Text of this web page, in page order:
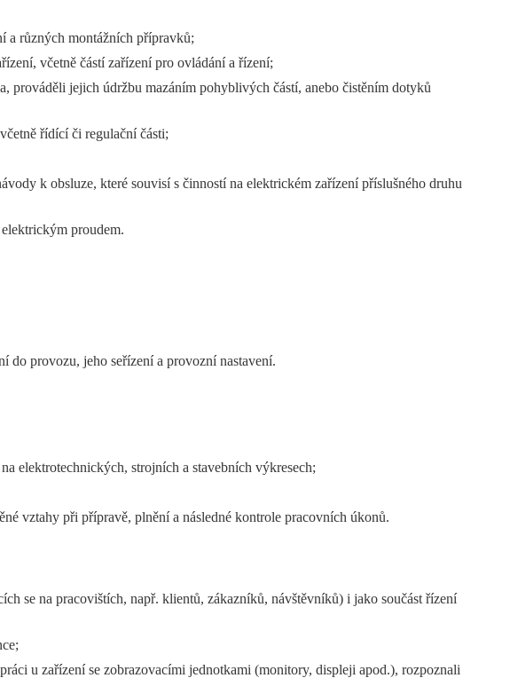
a různých montážních přípravků;
včetně částí zařízení pro ovládání a řízení;
jejich údržbu mazáním pohyblivých částí, anebo čistěním dotyků
řídící či regulační části;
k obsluze, které souvisí s činností na elektrickém zařízení příslušného druhu
proudem.
do provozu, jeho seřízení a provozní nastavení.
elektrotechnických, strojních a stavebních výkresech;
vztahy při přípravě, plnění a následné kontrole pracovních úkonů.
se na pracovištích, např. klientů, zákazníků, návštěvníků) i jako součást řízení
u zařízení se zobrazovacími jednotkami (monitory, displeji apod.), rozpoznali